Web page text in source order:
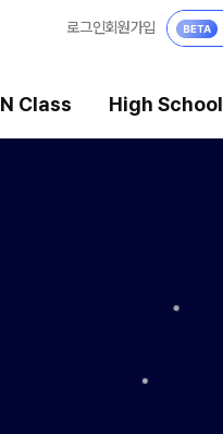
로그인회원가입
N Class High School